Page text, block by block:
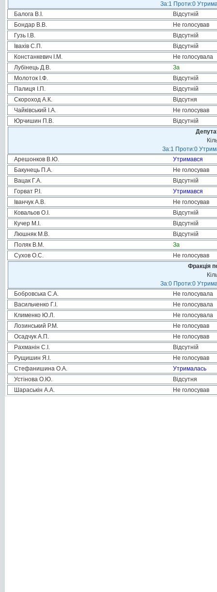
За:1 Проти:0
Балога В.І.
Відсутній
Бондар В.В.
Не голосував
Гузь І.В.
Відсутній
Івахів С.П.
Відсутній
Констанкевич І.М.
Не голосувала
Лубінець Д.В.
За
Молоток І.Ф.
Відсутній
Палиця І.П.
Відсутній
Скороход А.К.
Відсутня
Чайківський І.А.
Не голосував
Юрчишин П.В.
Відсутній
За:1 Проти:0
Арешонков В.Ю.
Утримався
Бакунець П.А.
Не голосував
Вацак Г.А.
Відсутній
Горват Р.І.
Утримався
Іванчук А.В.
Не голосував
Ковальов О.І.
Відсутній
Кучер М.І.
Відсутній
Люшняк М.В.
Відсутній
Поляк В.М.
За
Сухов О.С.
Не голосував
Фракція
За:0 Проти:0
Бобровська С.А.
Не голосувала
Васильченко Г.І.
Не голосувала
Клименко Ю.Л.
Не голосувала
Лозинський Р.М.
Не голосував
Осадчук А.П.
Не голосував
Рахманін С.І.
Відсутній
Рущишин Я.І.
Не голосував
Стефанишина О.А.
Утрималась
Устінова О.Ю.
Відсутня
Шараськін А.А.
Не голосував